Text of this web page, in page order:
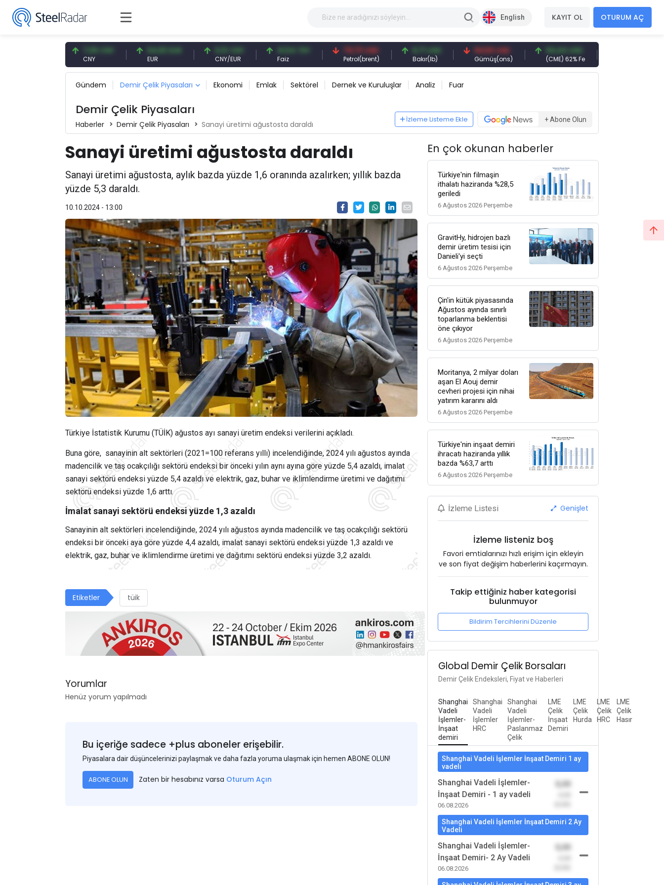
English KAYIT OL OTURUM AÇ
7,09 CNY 54,93 EUR
EUR
0,13 CNY
CNY/EUR
41,54 TRY
Faiz
79,73 USD
Petrol(brent)
6,71 USD
Bakır(lb)
94,50 USD
Gümüş(ons)
94,44 USD
(CME) 62% Fe
377,25 USD
Gemi Söküm
Gündem Demir Çelik Piyasaları Ekonomi Emlak Sektörel Dernek ve Kuruluşlar Analiz Fuar
Demir Çelik Piyasaları
Haberler Demir Çelik Piyasaları Sanayi üretimi ağustosta daraldı
İzleme Listeme Ekle + Abone Olun
Sanayi üretimi ağustosta daraldı
Sanayi üretimi ağustosta, aylık bazda yüzde 1,6 oranında azalırken; yıllık bazda
yüzde 5,3 daraldı.
10.10.2024 - 13:00
Türkiye İstatistik Kurumu (TÜİK) ağustos ayı sanayi üretim endeksi verilerini açıkladı.
Buna göre, sanayinin alt sektörleri (2021=100 referans yıllı) incelendiğinde, 2024 yılı ağustos ayında
madencilik ve taş ocakçılığı sektörü endeksi bir önceki yılın aynı ayına göre yüzde 5,4 azaldı, imalat
sanayi sektörü endeksi yüzde 5,4 azaldı ve elektrik, gaz, buhar ve iklimlendirme üretimi ve dağıtımı
sektörü endeksi yüzde 1,6 arttı.
İmalat sanayi sektörü endeksi yüzde 1,3 azaldı
Sanayinin alt sektörleri incelendiğinde, 2024 yılı ağustos ayında madencilik ve taş ocakçılığı sektörü
endeksi bir önceki aya göre yüzde 4,4 azaldı, imalat sanayi sektörü endeksi yüzde 1,3 azaldı ve
elektrik, gaz, buhar ve iklimlendirme üretimi ve dağıtımı sektörü endeksi yüzde 3,2 azaldı.
Etiketler tüik
Yorumlar
Henüz yorum yapılmadı
Bu içeriğe sadece +plus aboneler erişebilir.
Piyasalara dair düşüncelerinizi paylaşmak ve daha fazla yoruma ulaşmak için hemen ABONE OLUN!
ABONE OLUN Zaten bir hesabınız varsa Oturum Açın
En çok okunan haberler
Türkiye'nin filmaşin
ithalatı haziranda %28,5
geriledi
6 Ağustos 2026 Perşembe
GravitHy, hidrojen bazlı
demir üretim tesisi için
Danieli'yi seçti
6 Ağustos 2026 Perşembe
Çin'in kütük piyasasında
Ağustos ayında sınırlı
toparlanma beklentisi
öne çıkıyor
6 Ağustos 2026 Perşembe
Moritanya, 2 milyar doları
aşan El Aouj demir
cevheri projesi için nihai
yatırım kararını aldı
6 Ağustos 2026 Perşembe
Türkiye'nin inşaat demiri
ihracatı haziranda yıllık
bazda %63,7 arttı
6 Ağustos 2026 Perşembe
İzleme Listesi Genişlet
İzleme listeniz boş
Favori emtialarınızı hızlı erişim için ekleyin
ve son fiyat değişim haberlerini kaçırmayın.
Takip ettiğiniz haber kategorisi
bulunmuyor
Bildirim Tercihlerini Düzenle
Global Demir Çelik Borsaları
Demir Çelik Endeksleri, Fiyat ve Haberleri
Shanghai
Vadeli
İşlemler-
İnşaat
demiri
Shanghai
Vadeli
İşlemler
HRC
Shanghai
Vadeli
İşlemler-
Paslanmaz
Çelik
LME
Çelik
İnşaat
Demiri
LME
Çelik
Hurda
LME
Çelik
HRC
LME
Çelik
Hasır
Shanghai Vadeli İşlemler İnşaat Demiri 1 ay
vadeli
Shanghai Vadeli İşlemler-
İnşaat Demiri - 1 ay vadeli
06.08.2026
0,00
Shanghai Vadeli İşlemler İnşaat Demiri 2 Ay
Vadeli
Shanghai Vadeli İşlemler-
İnşaat Demiri- 2 Ay Vadeli
06.08.2026
0,00